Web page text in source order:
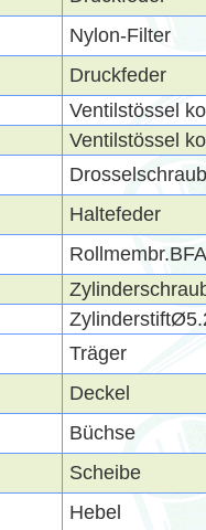
Nylon-Filter
Druckfeder
Ventilstössel
Ventilstössel
Haltefeder
Träger
Deckel
Büchse
Scheibe
Hebel